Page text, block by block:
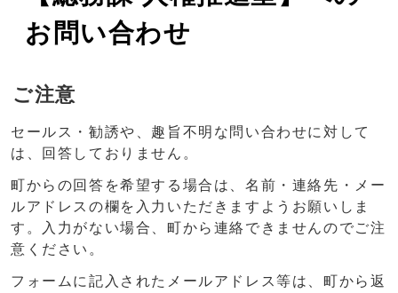
お問い合わせ
ご注意
セールス・勧誘や、趣旨不明な問い合わせに対して
は、回答しておりません。
町からの回答を希望する場合は、名前・連絡先・メー
ルアドレスの欄を入力いただきますようお願いしま
す。入力がない場合、町から連絡できませんのでご注
意ください。
フォームに記入されたメールアドレス等は、町から返